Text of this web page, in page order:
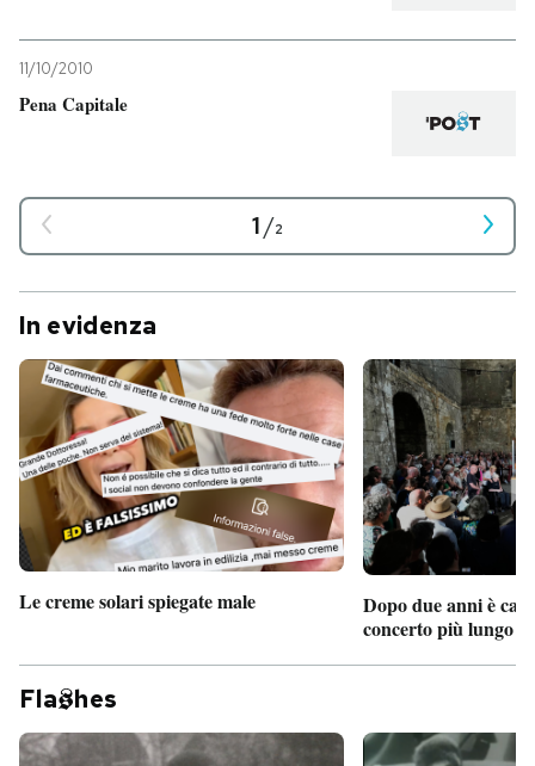
11/10/2010
Pena Capitale
1/2
In evidenza
Le creme solari spiegate male
Dopo due anni è
concerto più lungo
Fla hes